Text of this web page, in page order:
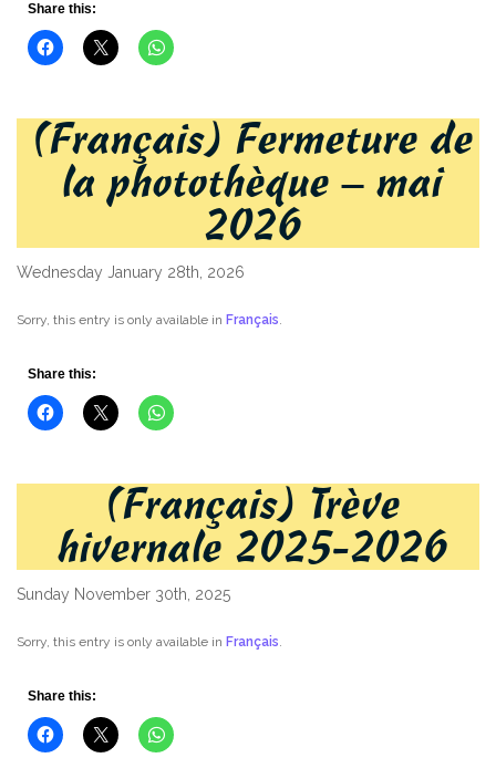
Share this:
(Français) Fermeture de
la photothèque – mai
2026
Wednesday January 28th, 2026
Sorry, this entry is only available in Français.
Share this:
(Français) Trève
hivernale 2025-2026
Sunday November 30th, 2025
Sorry, this entry is only available in Français.
Share this: